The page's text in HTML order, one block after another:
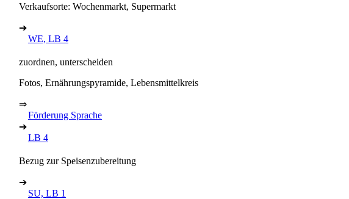
Verkaufsorte: Wochenmarkt, Supermarkt
➔
WE, LB 4
zuordnen, unterscheiden
Fotos, Ernährungspyramide, Lebensmittelkreis
⇒
Förderung Sprache
➔
LB 4
Bezug zur Speisenzubereitung
➔
SU, LB 1